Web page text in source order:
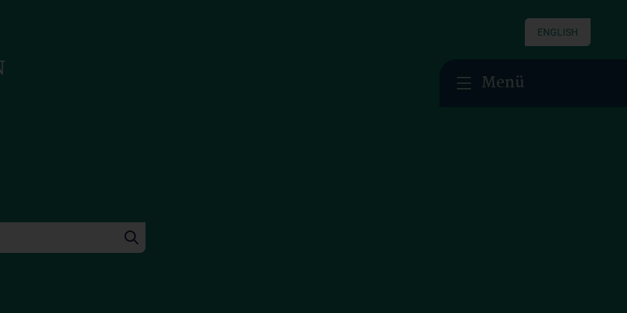
ENGLISH
Menü